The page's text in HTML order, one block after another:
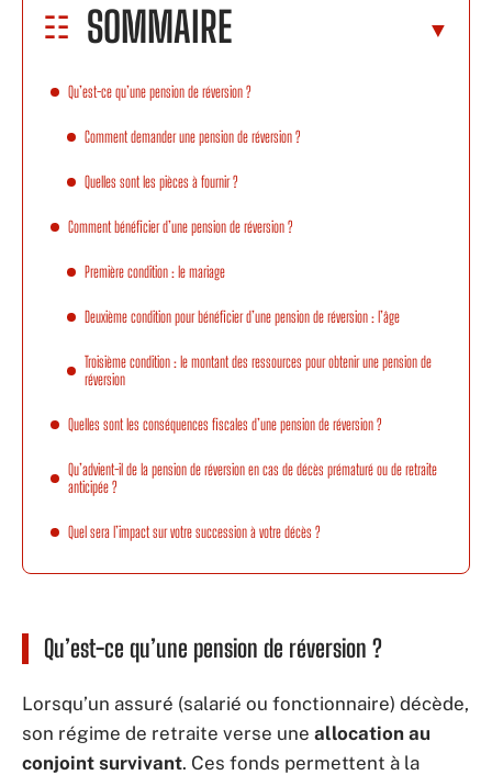
SOMMAIRE
Qu’est-ce qu’une pension de réversion ?
Comment demander une pension de réversion ?
Quelles sont les pièces à fournir ?
Comment bénéficier d’une pension de réversion ?
Première condition : le mariage
Deuxième condition pour bénéficier d’une pension de réversion : l’âge
Troisième condition : le montant des ressources pour obtenir une pension de
réversion
Quelles sont les conséquences fiscales d’une pension de réversion ?
Qu’advient-il de la pension de réversion en cas de décès prématuré ou de retraite
anticipée ?
Quel sera l’impact sur votre succession à votre décès ?
Qu’est-ce qu’une pension de réversion ?
Lorsqu’un assuré (salarié ou fonctionnaire) décède,
son régime de retraite verse une allocation au
conjoint survivant. Ces fonds permettent à la